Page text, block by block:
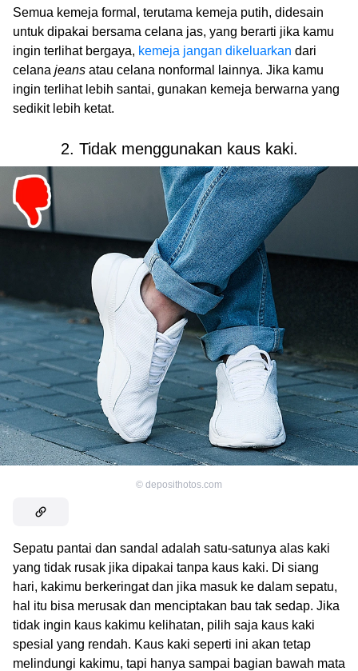
Semua kemeja formal, terutama kemeja putih, didesain
untuk dipakai bersama celana jas, yang berarti jika kamu
ingin terlihat bergaya, kemeja jangan dikeluarkan dari
celana jeans atau celana nonformal lainnya. Jika kamu
ingin terlihat lebih santai, gunakan kemeja berwarna yang
sedikit lebih ketat.
2. Tidak menggunakan kaus kaki.
© deposithotos.com
Sepatu pantai dan sandal adalah satu-satunya alas kaki
yang tidak rusak jika dipakai tanpa kaus kaki. Di siang
hari, kakimu berkeringat dan jika masuk ke dalam sepatu,
hal itu bisa merusak dan menciptakan bau tak sedap. Jika
tidak ingin kaus kakimu kelihatan, pilih saja kaus kaki
spesial yang rendah. Kaus kaki seperti ini akan tetap
melindungi kakimu, tapi hanya sampai bagian bawah mata